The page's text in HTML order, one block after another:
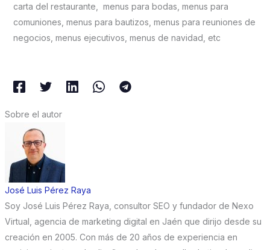
carta del restaurante, menus para bodas, menus para
comuniones, menus para bautizos, menus para reuniones de
negocios, menus ejecutivos, menus de navidad, etc
Sobre el autor
José Luis Pérez Raya
Soy José Luis Pérez Raya, consultor SEO y fundador de Nexo
Virtual, agencia de marketing digital en Jaén que dirijo desde su
creación en 2005. Con más de 20 años de experiencia en